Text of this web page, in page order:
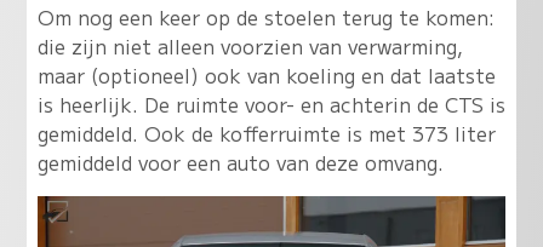
Om nog een keer op de stoelen terug te komen:
die zijn niet alleen voorzien van verwarming,
maar (optioneel) ook van koeling en dat laatste
is heerlijk. De ruimte voor- en achterin de CTS is
gemiddeld. Ook de kofferruimte is met 373 liter
gemiddeld voor een auto van deze omvang.